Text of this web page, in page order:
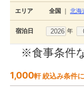
エリア 全国 北海
宿泊日 年
※食事条件
1,000軒 絞込み条件